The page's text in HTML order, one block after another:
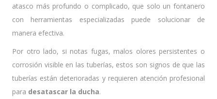
atasco más profundo o complicado, que solo un fontanero
con herramientas especializadas puede solucionar de
manera efectiva.
Por otro lado, si notas fugas, malos olores persistentes o
corrosión visible en las tuberías, estos son signos de que las
tuberías están deterioradas y requieren atención profesional
para desatascar la ducha.